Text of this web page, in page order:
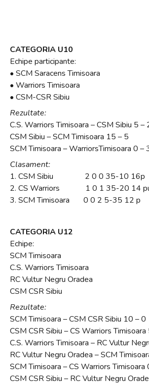
CATEGORIA U10
Echipe participante:
• SCM Saracens Timisoara
• Warriors Timisoara
• CSM-CSR Sibiu
Rezultate:
C.S. Warriors Timisoara – CSM Sibiu 5 –
CSM Sibiu – SCM Timisoara 15 – 5
SCM Timisoara – WarriorsTimisoara 0 –
Clasament:
1. CSM Sibiu 2 0 0 35-10 16p
2. CS Warriors 1 0 1 35-20 14
3. SCM Timisoara 0 0 2 5-35 12 p
CATEGORIA U12
Echipe:
SCM Timisoara
C.S. Warriors Timisoara
RC Vultur Negru Oradea
CSM CSR Sibiu
Rezultate:
SCM Timisoara – CSM CSR Sibiu 10 – 0
CSM CSR Sibiu – CS Warriors
C.S. Warriors Timisoara – RC Vultur
RC Vultur Negru Oradea – SCM
SCM Timisoara – CS Warriors Timisoara
CSM CSR Sibiu – RC Vultur Negru